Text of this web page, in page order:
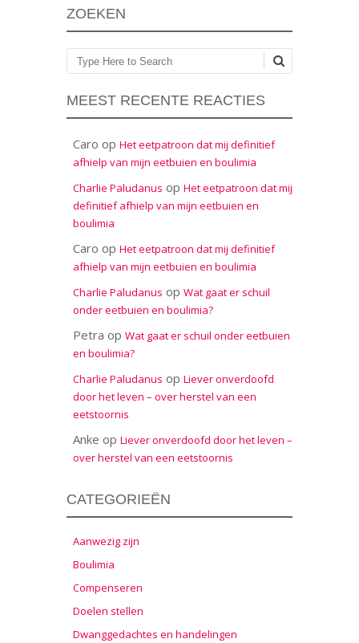
ZOEKEN
Zoeken
MEEST RECENTE REACTIES
Caro op Het eetpatroon dat mij definitief
afhielp van mijn eetbuien en boulimia
Charlie Paludanus op Het eetpatroon dat mij
definitief afhielp van mijn eetbuien en
boulimia
Caro op Het eetpatroon dat mij definitief
afhielp van mijn eetbuien en boulimia
Charlie Paludanus op Wat gaat er schuil
onder eetbuien en boulimia?
Petra op Wat gaat er schuil onder eetbuien
en boulimia?
Charlie Paludanus op Liever onverdoofd
door het leven – over herstel van een
eetstoornis
Anke op Liever onverdoofd door het leven –
over herstel van een eetstoornis
CATEGORIEËN
Aanwezig zijn
Boulimia
Compenseren
Doelen stellen
Dwanggedachtes en handelingen